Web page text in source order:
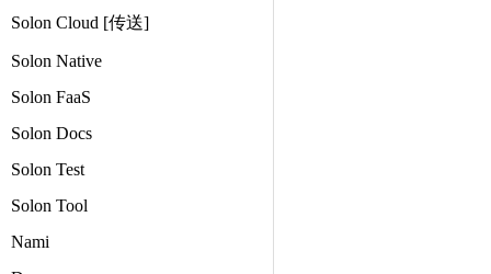
Solon Cloud [传送]
Solon Native
Solon FaaS
Solon Docs
Solon Test
Solon Tool
Nami